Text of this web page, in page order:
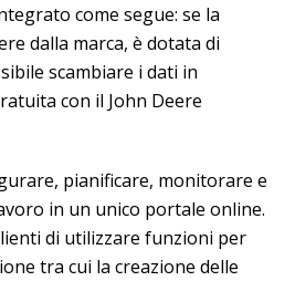
come segue: se la
dalla marca, è dotata di
scambiare i dati in
con il John Deere
pianificare, monitorare e
in un unico portale online.
di utilizzare funzioni per
tra cui la creazione delle